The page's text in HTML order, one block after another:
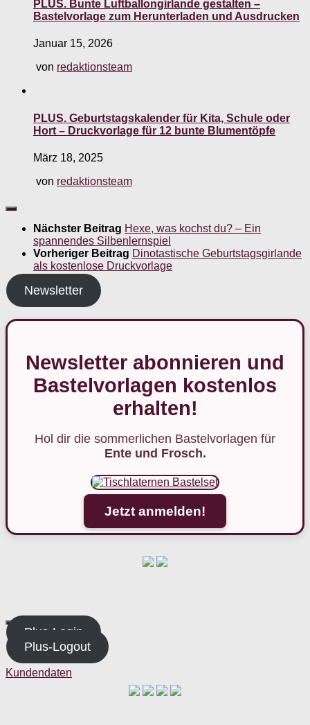
PLUS. Bunte Luftballongirlande gestalten –
Bastelvorlage zum Herunterladen und Ausdrucken
Januar 15, 2026
von redaktionsteam
PLUS. Geburtstagskalender für Kita, Schule oder
Hort – Druckvorlage für 12 bunte Blumentöpfe
März 18, 2025
von redaktionsteam
Nächster Beitrag Hexe, was kochst du? – Ein
spannendes Silbenlernspiel
Vorheriger Beitrag Dinotastische Geburtstagsgirlande
als kostenlose Druckvorlage
Newsletter
Newsletter abonnieren und
Bastelvorlagen kostenlos
erhalten!
Hol dir die sommerlichen Bastelvorlagen für
Ente und Frosch.
Jetzt anmelden!
Plus-Login
Plus-Logout
Kundendaten